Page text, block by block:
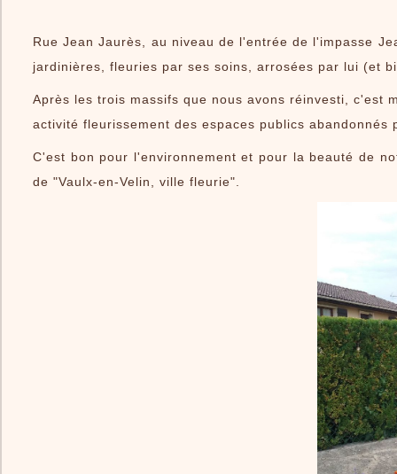
Actualité
Rue Jean Jaurès, au niveau de l'entrée de l'impasse
jardinières, fleuries par ses soins, arrosées par lui (et
Après les trois massifs que nous avons réinvesti, c'est
activité fleurissement des espaces publics abandonnés
C'est bon pour l'environnement et pour la beauté de
de "Vaulx-en-Velin, ville fleurie".